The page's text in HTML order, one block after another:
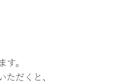
。
だくと、